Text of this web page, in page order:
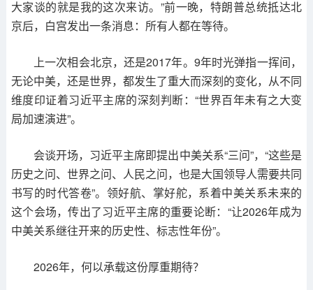
大家谈的就是我的这次来访。”前一晚，特朗普总统抵达北
京后，白宫发出一条消息：所有人都在等待。
上一次相会北京，还是2017年。9年时光弹指一挥间，
无论中美，还是世界，都发生了重大而深刻的变化，从不同
维度印证着习近平主席的深刻判断：“世界百年未有之大变
局加速演进”。
会谈开场，习近平主席即提出中美关系“三问”，“这些是
历史之问、世界之问、人民之问，也是大国领导人需要共同
书写的时代答卷”。领好航、掌好舵，系着中美关系未来的
这个会场，传出了习近平主席的重要论断：“让2026年成为
中美关系继往开来的历史性、标志性年份”。
2026年，何以承载这份厚重期待？